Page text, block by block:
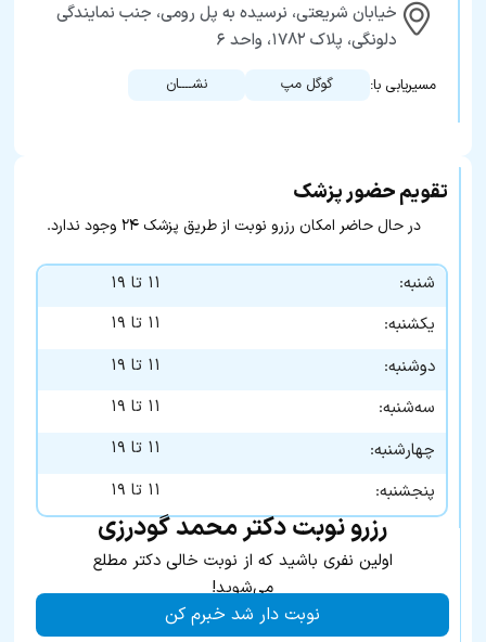
خیابان شریعتی، نرسیده به پل رومی، جنب نمایندگی
دلونگی، پلاک ۱۷۸۲، واحد ۶
مسیریابی با: گوگل مپ نشــــان
تقویم حضور پزشک
در حال حاضر امکان رزرو نوبت از طریق پزشک ۲۴ وجود ندارد.
شنبه:
۱۱ تا ۱۹
یکشنبه:
۱۱ تا ۱۹
دوشنبه:
۱۱ تا ۱۹
سه‌شنبه:
۱۱ تا ۱۹
چهارشنبه:
۱۱ تا ۱۹
پنجشنبه:
۱۱ تا ۱۹
رزرو نوبت دکتر محمد گودرزی
اولین نفری باشید که از نوبت خالی دکتر مطلع
می‌شوید!
نوبت دار شد خبرم کن